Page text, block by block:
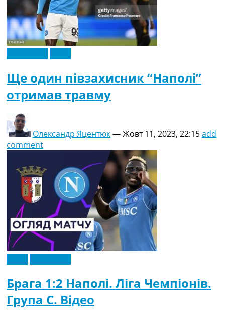
Ще один півзахисник “Наполі”
отримав травму
Олександр Яцентюк—Жовт 11, 2023, 22:15add
comment
Брага 1:2 Наполі. Ліга Чемпіонів.
Група C. Відео